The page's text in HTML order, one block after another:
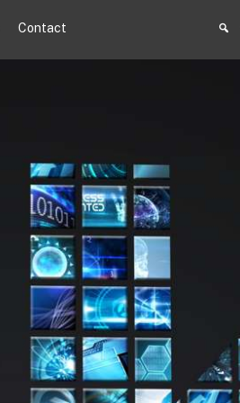
Contact